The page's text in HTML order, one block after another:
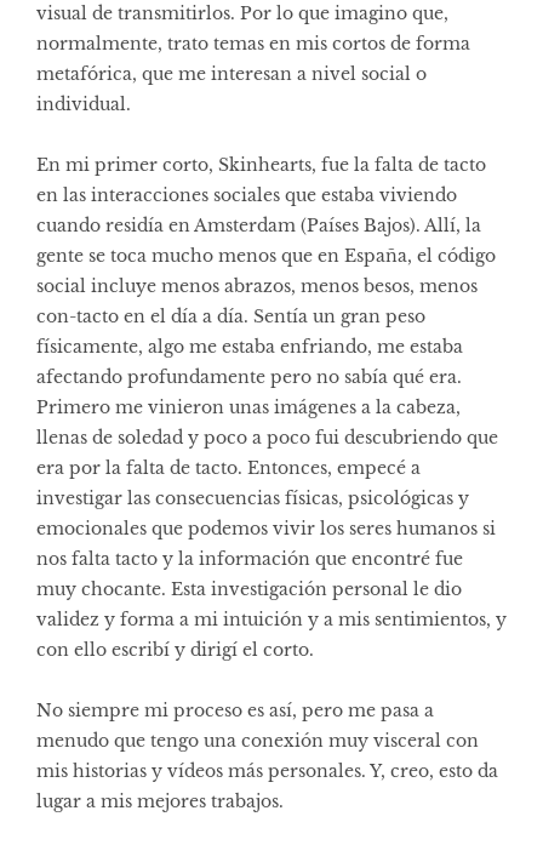
visual de transmitirlos. Por lo que imagino que,
normalmente, trato temas en mis cortos de forma
metafórica, que me interesan a nivel social o
individual.
En mi primer corto, Skinhearts, fue la falta de tacto
en las interacciones sociales que estaba viviendo
cuando residía en Amsterdam (Países Bajos). Allí, la
gente se toca mucho menos que en España, el código
social incluye menos abrazos, menos besos, menos
con-tacto en el día a día. Sentía un gran peso
físicamente, algo me estaba enfriando, me estaba
afectando profundamente pero no sabía qué era.
Primero me vinieron unas imágenes a la cabeza,
llenas de soledad y poco a poco fui descubriendo que
era por la falta de tacto. Entonces, empecé a
investigar las consecuencias físicas, psicológicas y
emocionales que podemos vivir los seres humanos si
nos falta tacto y la información que encontré fue
muy chocante. Esta investigación personal le dio
validez y forma a mi intuición y a mis sentimientos, y
con ello escribí y dirigí el corto.
No siempre mi proceso es así, pero me pasa a
menudo que tengo una conexión muy visceral con
mis historias y vídeos más personales. Y, creo, esto da
lugar a mis mejores trabajos.